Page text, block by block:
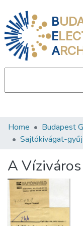
B
E
A
Communities &
Statistics
About us
Home Budapest
Sajtókivágat-
A